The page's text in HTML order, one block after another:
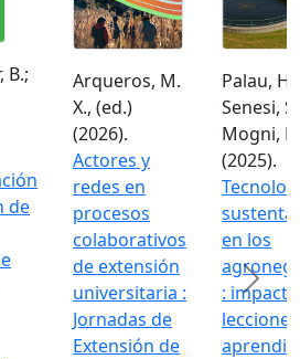
B.;
de
Arqueros, M.
X., (ed.)
(2026).
Actores y
redes en
procesos
colaborativos
de extensión
universitaria :
Jornadas de
Extensión de
Palau, H.;
Senesi,
Mogni, F.
(2025).
en los
:
lecciones
Next